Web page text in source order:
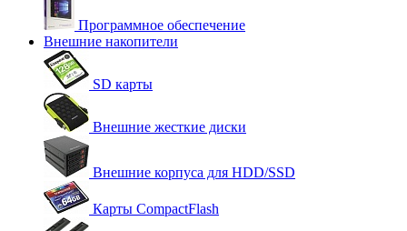
Программное обеспечение
Внешние накопители
SD карты
Внешние жесткие диски
Внешние корпуса для HDD/SSD
Карты CompactFlash